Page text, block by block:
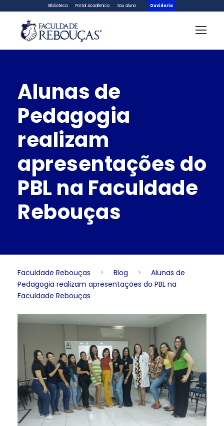
Biblioteca Portal Acadêmico Sou aluno Ouvidoria
Alunas de
Pedagogia
realizam
apresentações do
PBL na Faculdade
Rebouças
Faculdade Rebouças > Blog >
Alunas de
Pedagogia realizam apresentações do PBL na
Faculdade Rebouças